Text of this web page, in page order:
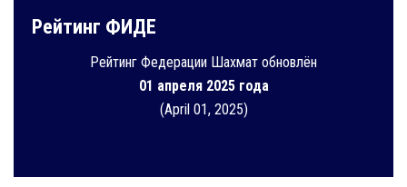
Рейтинг ФИДЕ
Рейтинг Федерации Шахмат обновлён
01 апреля 2025 года
(April 01, 2025)